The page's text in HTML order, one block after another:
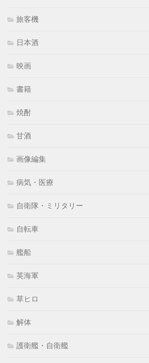
旅客機
日本酒
映画
書籍
焼酎
甘酒
画像編集
病気・医療
自衛隊・ミリタリー
自転車
艦船
英海軍
草ヒロ
解体
護衛艦・自衛艦